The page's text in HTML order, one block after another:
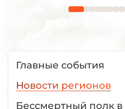
Главные события
Новости регионов
Бессмертный полк